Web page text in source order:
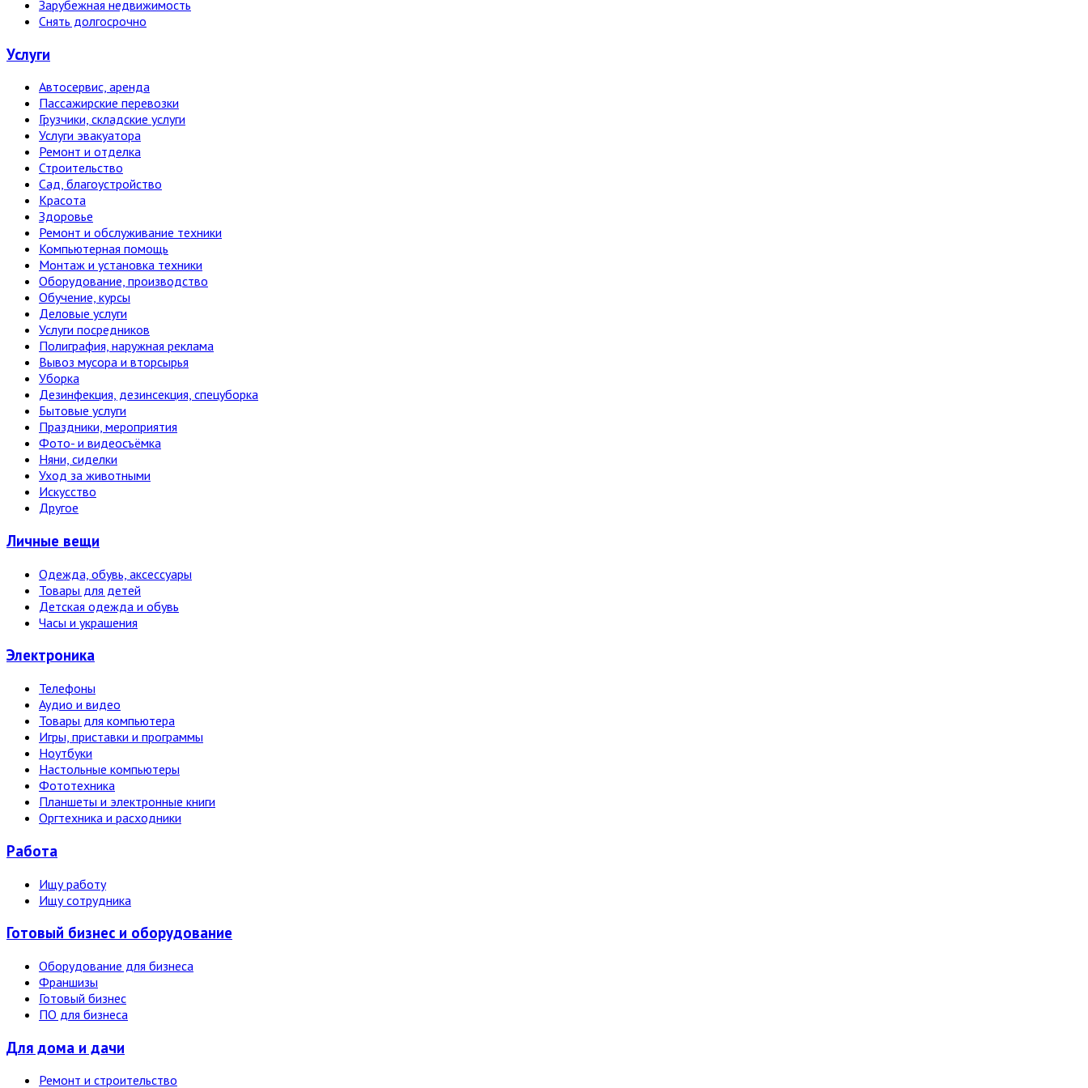
Зарубежная недвижимость
Снять долгосрочно
Услуги
Автосервис, аренда
Пассажирские перевозки
Грузчики, складские услуги
Услуги эвакуатора
Ремонт и отделка
Строительство
Сад, благоустройство
Красота
Здоровье
Ремонт и обслуживание техники
Компьютерная помощь
Монтаж и установка техники
Оборудование, производство
Обучение, курсы
Деловые услуги
Услуги посредников
Полиграфия, наружная реклама
Вывоз мусора и вторсырья
Уборка
Дезинфекция, дезинсекция, спецуборка
Бытовые услуги
Праздники, мероприятия
Фото- и видеосъёмка
Няни, сиделки
Уход за животными
Искусство
Другое
Личные вещи
Одежда, обувь, аксессуары
Товары для детей
Детская одежда и обувь
Часы и украшения
Электро­ника
Телефоны
Аудио и видео
Товары для компьютера
Игры, приставки и программы
Ноутбуки
Настольные компьютеры
Фототехника
Планшеты и электронные книги
Оргтехника и расходники
Работа
Ищу работу
Ищу сотрудника
Готовый бизнес и оборудование
Оборудование для бизнеса
Франшизы
Готовый бизнес
ПО для бизнеса
Для дома и дачи
Ремонт и строительство